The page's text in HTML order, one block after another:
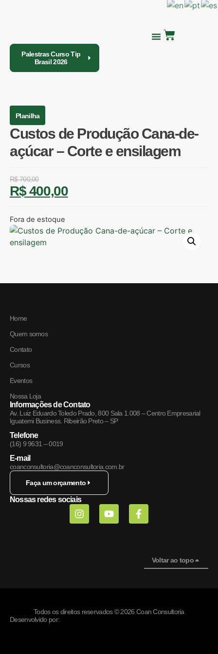
Palestras Curso Tip
Brasil 2026
Planilha
Custos de Produção Cana-de-
açúcar – Corte e ensilagem
R$700,00
R$400,00
Fora de estoque
Home
Quem somos
Contato
Cursos
Eventos
Nossa Loja
Informações de Contato
Av. Luiz Eduardo Toledo Prado, 800 Sala 1.008 – Centro Empresarial
Iguatemi Business. Ribeirão Preto – SP
Telefone
(16) 9 9631 – 0019
E-mail
coanconsultoria@coanconsultoria.com.br
Faça um orçamento
Nossas redes sociais
Voltar ao topo
Todos os direitos reservados © 2026 Coan Consultoria
Desenvolvido por: